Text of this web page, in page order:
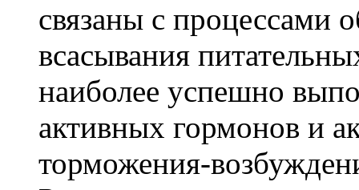
связаны с процессами
всасывания
наиболее успешно
активных гормонов и
торможения-